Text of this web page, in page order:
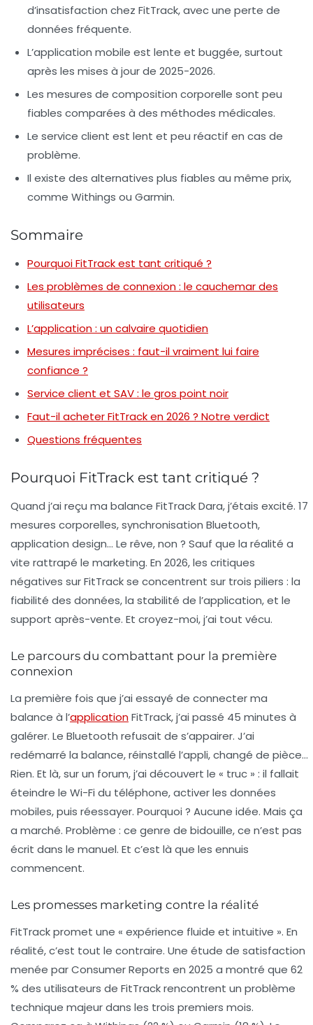
d’insatisfaction chez FitTrack, avec une perte de
données fréquente.
L’application mobile est lente et buggée, surtout
après les mises à jour de 2025-2026.
Les mesures de composition corporelle sont peu
fiables comparées à des méthodes médicales.
Le service client est lent et peu réactif en cas de
problème.
Il existe des alternatives plus fiables au même prix,
comme Withings ou Garmin.
Sommaire
Pourquoi FitTrack est tant critiqué ?
Les problèmes de connexion : le cauchemar des
utilisateurs
L’application : un calvaire quotidien
Mesures imprécises : faut-il vraiment lui faire
confiance ?
Service client et SAV : le gros point noir
Faut-il acheter FitTrack en 2026 ? Notre verdict
Questions fréquentes
Pourquoi FitTrack est tant critiqué ?
Quand j’ai reçu ma balance FitTrack Dara, j’étais excité. 17
mesures corporelles, synchronisation Bluetooth,
application design… Le rêve, non ? Sauf que la réalité a
vite rattrapé le marketing. En 2026, les critiques
négatives sur FitTrack se concentrent sur trois piliers : la
fiabilité des données, la stabilité de l’application, et le
support après-vente. Et croyez-moi, j’ai tout vécu.
Le parcours du combattant pour la première
connexion
La première fois que j’ai essayé de connecter ma
balance à l’applicationFitTrack, j’ai passé 45 minutes à
galérer. Le Bluetooth refusait de s’appairer. J’ai
redémarré la balance, réinstallé l’appli, changé de pièce…
Rien. Et là, sur un forum, j’ai découvert le « truc » : il fallait
éteindre le Wi-Fi du téléphone, activer les données
mobiles, puis réessayer. Pourquoi ? Aucune idée. Mais ça
a marché. Problème : ce genre de bidouille, ce n’est pas
écrit dans le manuel. Et c’est là que les ennuis
commencent.
Les promesses marketing contre la réalité
FitTrack promet une « expérience fluide et intuitive ». En
réalité, c’est tout le contraire. Une étude de satisfaction
menée parConsumer Reports en 2025 a montré que 62
% des utilisateurs de FitTrack rencontrent un problème
technique majeur dans les trois premiers mois.